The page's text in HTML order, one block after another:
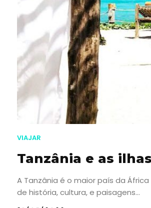
VIAJAR
Tanzânia e as
A Tanzânia é o maior país da
de história, cultura, e paisagens...